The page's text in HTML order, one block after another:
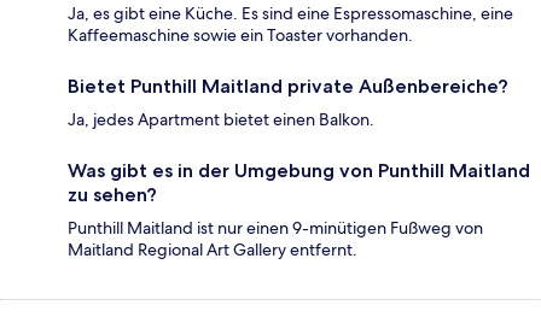
Ja, es gibt eine Küche. Es sind eine Espressomaschine, eine
Kaffeemaschine sowie ein Toaster vorhanden.
Bietet Punthill Maitland private Außenbereiche?
Ja, jedes Apartment bietet einen Balkon.
Was gibt es in der Umgebung von Punthill Maitland
zu sehen?
Punthill Maitland ist nur einen 9-minütigen Fußweg von
Maitland Regional Art Gallery entfernt.